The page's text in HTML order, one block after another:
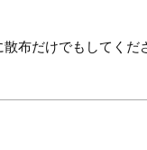
布だけでもしてくだ